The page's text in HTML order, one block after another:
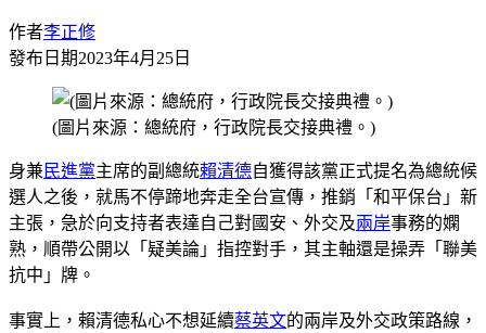
作者李正修
發布日期2023年4月25日
(圖片來源：總統府，行政院長交接典禮。)
身兼民進黨主席的副總統賴清德自獲得該黨正式提名為總統候
選人之後，就馬不停蹄地奔走全台宣傳，推銷「和平保台」新
主張，急於向支持者表達自己對國安、外交及兩岸事務的嫻
熟，順帶公開以「疑美論」指控對手，其主軸還是操弄「聯美
抗中」牌。
事實上，賴清德私心不想延續蔡英文的兩岸及外交政策路線，